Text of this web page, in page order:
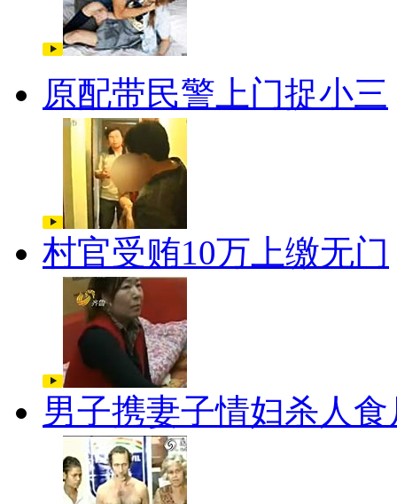
原配带民警上门捉小三
村官受贿10万上缴无门
男子携妻子情妇杀人食